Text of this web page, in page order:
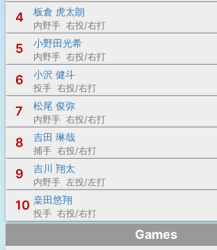
4 板倉 虎太朗
内野手 右投/右打
5 小野田光希
内野手 右投/右打
6 小沢 健斗
投手 右投/右打
7 松尾 俊弥
内野手 右投/右打
8 吉田 琳哉
捕手 右投/右打
9 吉川 翔太
内野手 左投/左打
10 桒田悠翔
投手 右投/右打
Games